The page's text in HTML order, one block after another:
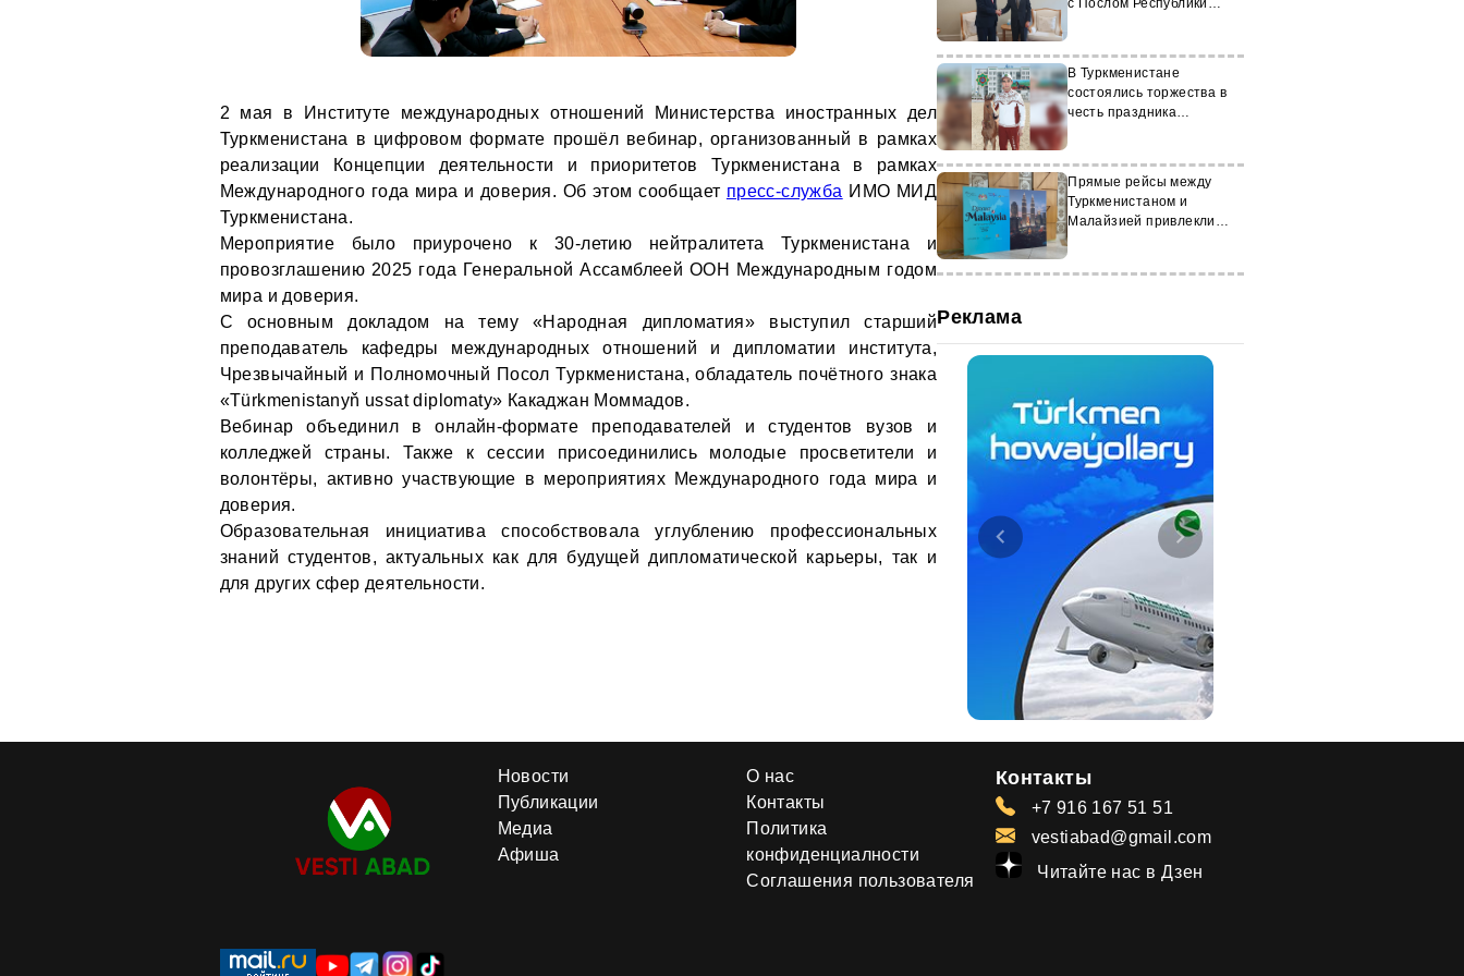
2 мая в Институте международных отношений Министерства иностранных дел
Туркменистана в цифровом формате прошёл вебинар, организованный в рамках
реализации Концепции деятельности и приоритетов Туркменистана в рамках
Международного года мира и доверия. Об этом сообщает пресс-служба ИМО МИД
Туркменистана.
Мероприятие было приурочено к 30-летию нейтралитета Туркменистана и
провозглашению 2025 года Генеральной Ассамблеей ООН Международным годом
мира и доверия.
С основным докладом на тему «Народная дипломатия» выступил старший
преподаватель кафедры международных отношений и дипломатии института,
Чрезвычайный и Полномочный Посол Туркменистана, обладатель почётного знака
«Türkmenistanyň ussat diplomaty» Какаджан Моммадов.
Вебинар объединил в онлайн-формате преподавателей и студентов вузов и
колледжей страны. Также к сессии присоединились молодые просветители и
волонтёры, активно участвующие в мероприятиях Международного года мира и
доверия.
Образовательная инициатива способствовала углублению профессиональных
знаний студентов, актуальных как для будущей дипломатической карьеры, так и
для других сфер деятельности.
с Послом Республики
В Туркменистане
состоялись торжества в
честь праздника
Прямые рейсы между
Туркменистаном и
Малайзией привлекли
Реклама
Новости
Публикации
Медиа
Афиша
О нас
Контакты
Политика
конфиденциалности
Соглашения пользователя
Контакты
+7 916 167 51 51
vestiabad@gmail.com
Читайте нас в Дзен